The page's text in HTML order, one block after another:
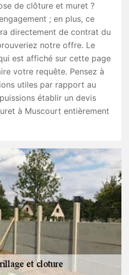
de clôture et muret ?
; en plus, ce
directement de contrat du
notre offre. Le
est affiché sur cette page
votre requête. Pensez à
utiles par rapport au
établir un devis
à Muscourt entièrement